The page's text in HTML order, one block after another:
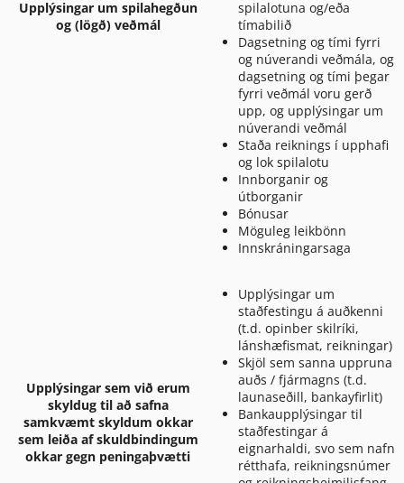
Upplýsingar um spilahegðun
og (lögð) veðmál
spilalotuna og/eða
tímabilið
Dagsetning og tími fyrri
og núverandi veðmála, og
dagsetning og tími þegar
fyrri veðmál voru gerð
upp, og upplýsingar um
núverandi veðmál
Staða reiknings í upphafi
og lok spilalotu
Innborganir og
útborganir
Bónusar
Möguleg leikbönn
Innskráningarsaga
Upplýsingar sem við erum
skyldug til að safna
samkvæmt skyldum okkar
sem leiða af skuldbindingum
okkar gegn peningaþvætti
Upplýsingar um
staðfestingu á auðkenni
(t.d. opinber skilríki,
lánshæfismat, reikningar)
Skjöl sem sanna uppruna
auðs / fjármagns (t.d.
launaseðill, bankayfirlit)
Bankaupplýsingar til
staðfestingar á
eignarhaldi, svo sem nafn
rétthafa, reikningsnúmer